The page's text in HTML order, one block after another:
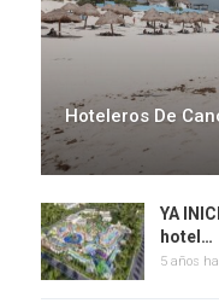
Hoteleros De
YA
hotel…
5 años